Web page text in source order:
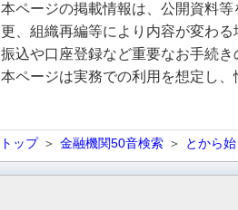
本ページの掲載情報は、公開資料
更、組織再編等により内容が変わる
振込や口座登録など重要なお手続
本ページは実務での利用を想定し、
トップ 金融機関50音検索 とから